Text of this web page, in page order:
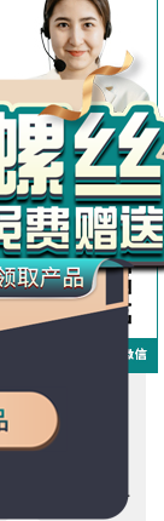
头牙条类
圈及挡圈类
万宁内六角圆柱头螺栓 DIN912 不锈钢（304/316）碳钢 合金钢